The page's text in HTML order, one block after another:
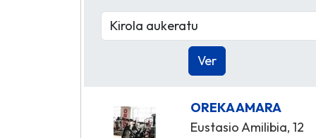
OREKA AMARA
Eustasio Amilibia, 12